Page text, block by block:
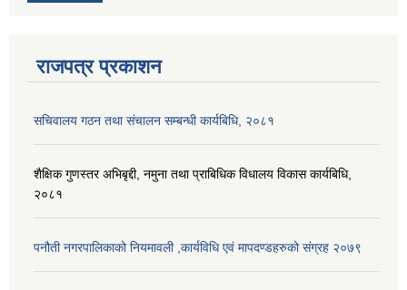
राजपत्र प्रकाशन
सचिवालय गठन तथा संचालन सम्बन्धी कार्यबिधि, २०८१
शैक्षिक गुणस्तर अभिबृद्दी, नमुना तथा प्राबिधिक विधालय विकास कार्यबिधि,
२०८१
पनौती नगरपालिकाको नियमावली ,कार्यविधि एवं मापदण्डहरुको संग्रह २०७९